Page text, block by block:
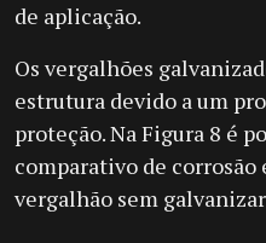
de aplicação.
Os vergalhões
estrutura devido a um
proteção. Na Figura 8 é
comparativo de corrosão
vergalhão sem